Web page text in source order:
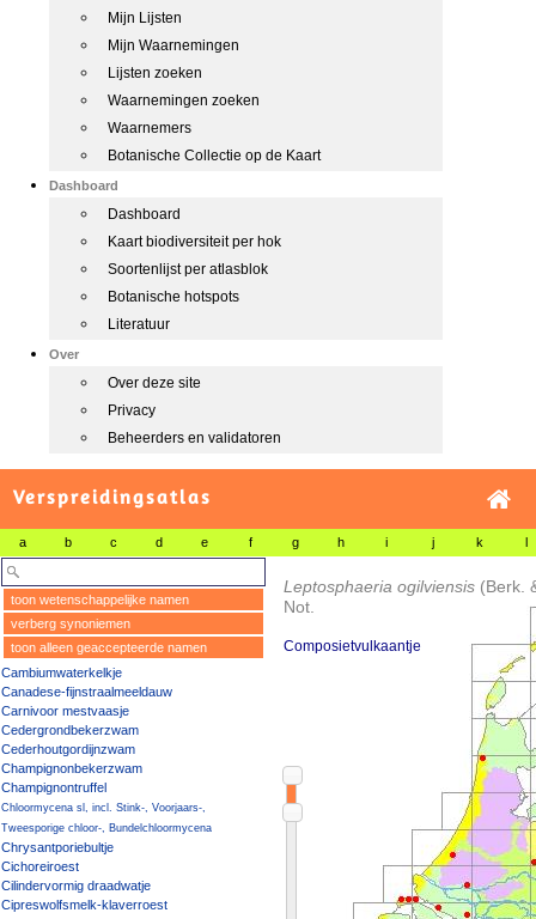
Mijn Lijsten
Mijn Waarnemingen
Lijsten zoeken
Waarnemingen zoeken
Waarnemers
Botanische Collectie op de Kaart
Dashboard
Dashboard
Kaart biodiversiteit per hok
Soortenlijst per atlasblok
Botanische hotspots
Literatuur
Over
Over deze site
Privacy
Beheerders en validatoren
Verspreidingsatlas
a b c d e f g h i j k l
toon wetenschappelijke namen
verberg synoniemen
toon alleen geaccepteerde namen
Cambiumwaterkelkje
Canadese-fijnstraalmeeldauw
Carnivoor mestvaasje
Cedergrondbekerzwam
Cederhoutgordijnzwam
Champignonbekerzwam
Champignontruffel
Chloormycena sl, incl. Stink-, Voorjaars-,
Tweesporige chloor-, Bundelchloormycena
Chrysantporiebultje
Cichoreiroest
Cilindervormig draadwatje
Cipreswolfsmelk-klaverroest
Leptosphaeria ogilviensis (Berk.
Not.
Composietvulkaantje